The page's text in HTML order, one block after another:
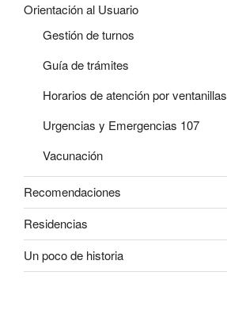
Orientación al Usuario
Gestión de turnos
Guía de trámites
Horarios de atención por ventanillas
Urgencias y Emergencias 107
Vacunación
Recomendaciones
Residencias
Un poco de historia